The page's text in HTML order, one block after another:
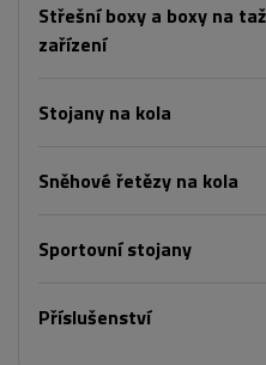
Střešní boxy a boxy na
zařízení
Stojany na kola
Sněhové řetězy na kola
Sportovní stojany
Příslušenství